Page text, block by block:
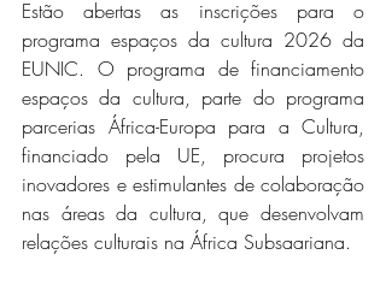
Estão abertas as inscrições para o
programa espaços da cultura 2026 da
EUNIC. O programa de financiamento
espaços da cultura, parte do programa
parcerias África-Europa para a Cultura,
financiado pela UE, procura projetos
inovadores e estimulantes de colaboração
nas áreas da cultura, que desenvolvam
relações culturais na África Subsaariana.